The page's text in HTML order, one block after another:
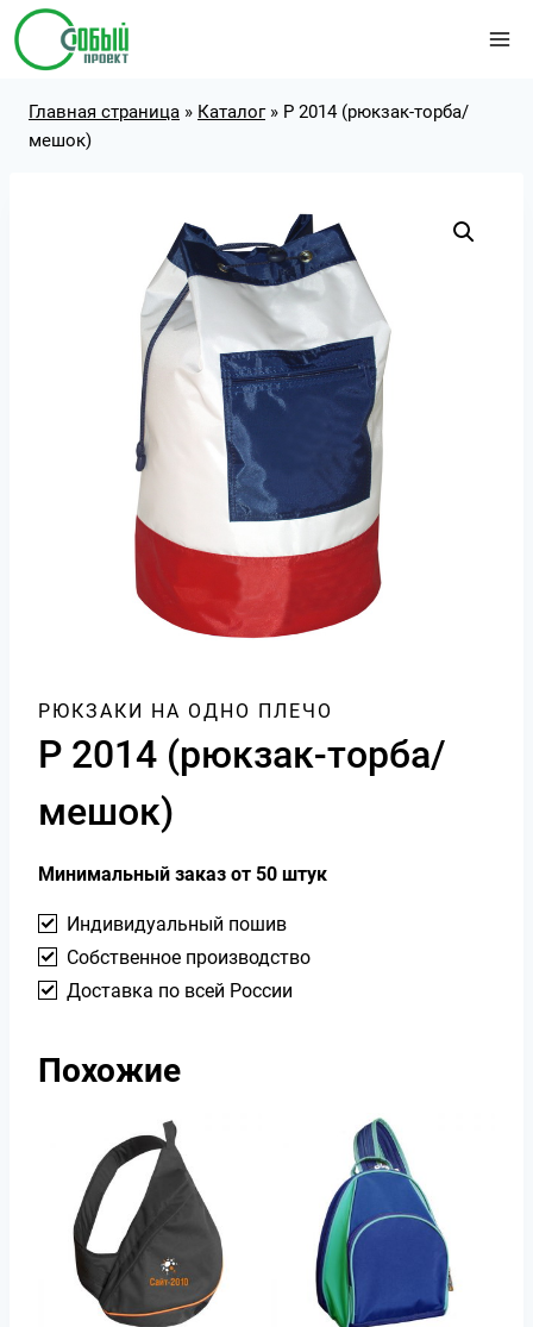
Перейти
содержимому
Главная страница » Каталог» Р 2014 (рюкзак-торба/
мешок)
РЮКЗАКИ НА ОДНО ПЛЕЧО
Р 2014 (рюкзак-торба/
мешок)
Минимальный заказ от 50 штук
Индивидуальный пошив
Собственное производство
Доставка по всей России
Похожие